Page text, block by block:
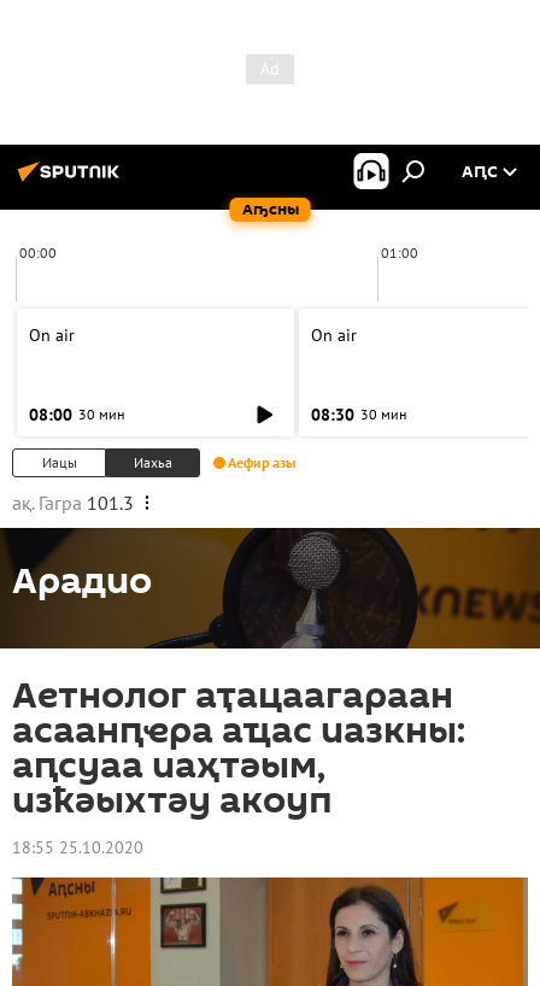
Аҧсны
АԤС
00:00 01:00
On air
08:00 30 мин
On air
08:30 30 мин
Иацы Иахьа Аефир азы
ақ. Гагра 101.3
Арадио
Аетнолог аҭацаагараан
асаанԥҽра аҵас иазкны:
аԥсуаа иаҳтәым,
изҟәыхтәу акоуп
18:55 25.10.2020